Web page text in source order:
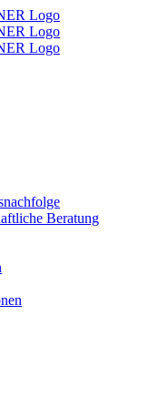
Beratung